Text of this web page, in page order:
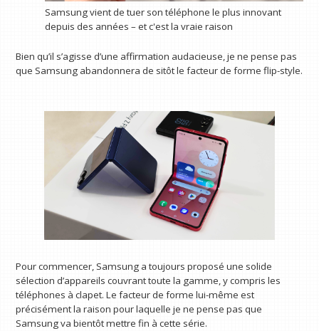
Samsung vient de tuer son téléphone le plus innovant
depuis des années – et c'est la vraie raison
Bien qu’il s’agisse d’une affirmation audacieuse, je ne pense pas
que Samsung abandonnera de sitôt le facteur de forme flip-style.
Pour commencer, Samsung a toujours proposé une solide
sélection d’appareils couvrant toute la gamme, y compris les
téléphones à clapet. Le facteur de forme lui-même est
précisément la raison pour laquelle je ne pense pas que
Samsung va bientôt mettre fin à cette série.